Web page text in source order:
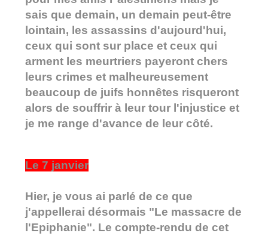
sais que demain, un demain peut-être
lointain, les assassins d'aujourd'hui,
ceux qui sont sur place et ceux qui
arment les meurtriers payeront chers
leurs crimes et malheureusement
beaucoup de juifs honnêtes risqueront
alors de souffrir à leur tour l'injustice et
je me range d'avance de leur côté.
Le 7 janvier
Hier, je vous ai parlé de ce que
j'appellerai désormais "Le massacre de
l'Epiphanie". Le compte-rendu de cet